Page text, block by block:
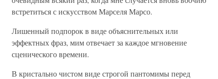
встретиться с искусством Марселя Марсо.
Лишенный подпорок в виде объяснительных или
эффектных фраз, мим отвечает за каждое мгновение
сценического времени.
В кристально чистом виде строгой пантомимы перед